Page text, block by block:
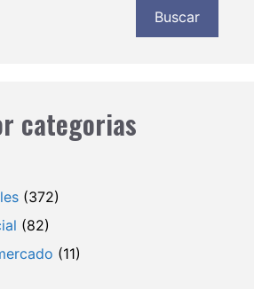
Buscar
categorias
(372)
(82)
(11)